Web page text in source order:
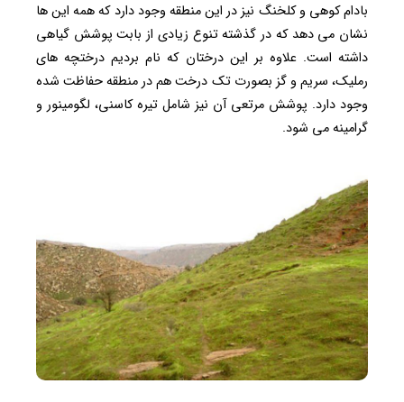
بادام کوهی و کلخنگ نیز در این منطقه وجود دارد که همه این ها
نشان می دهد که در گذشته تنوع زیادی از بابت پوشش گیاهی
داشته است. علاوه بر این درختان که نام بردیم درختچه های
رملیک، سریم و گز بصورت تک درخت هم در منطقه حفاظت شده
وجود دارد. پوشش مرتعی آن نیز شامل تیره کاسنی، لگومینور و
گرامینه می شود.